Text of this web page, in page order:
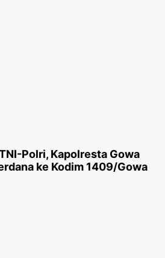
Polri, Kapolresta Gowa
ke Kodim 1409/Gowa